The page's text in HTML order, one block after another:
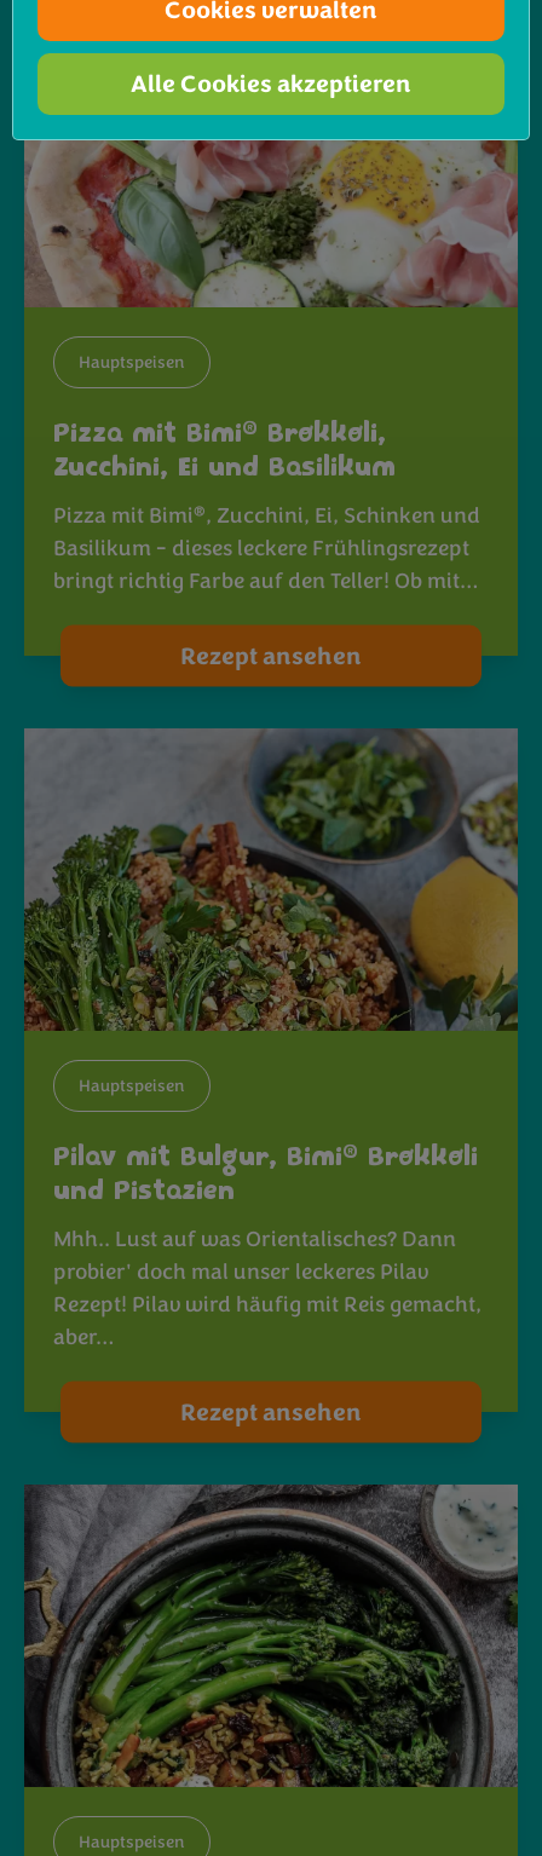
Hauptspeisen
Pizza mit Bimi® Brokkoli,
Zucchini, Ei und Basilikum
Pizza mit Bimi®, Zucchini, Ei, Schinken und
Basilikum - dieses leckere Frühlingsrezept
bringt richtig Farbe auf den Teller! Ob mit…
Rezept ansehen
Hauptspeisen
Pilav mit Bulgur, Bimi® Brokkoli
und Pistazien
Mhh.. Lust auf was Orientalisches? Dann
probier' doch mal unser leckeres Pilav
Rezept! Pilav wird häufig mit Reis gemacht,
aber…
Rezept ansehen
Hauptspeisen
Cookies verwalten
Alle Cookies akzeptieren